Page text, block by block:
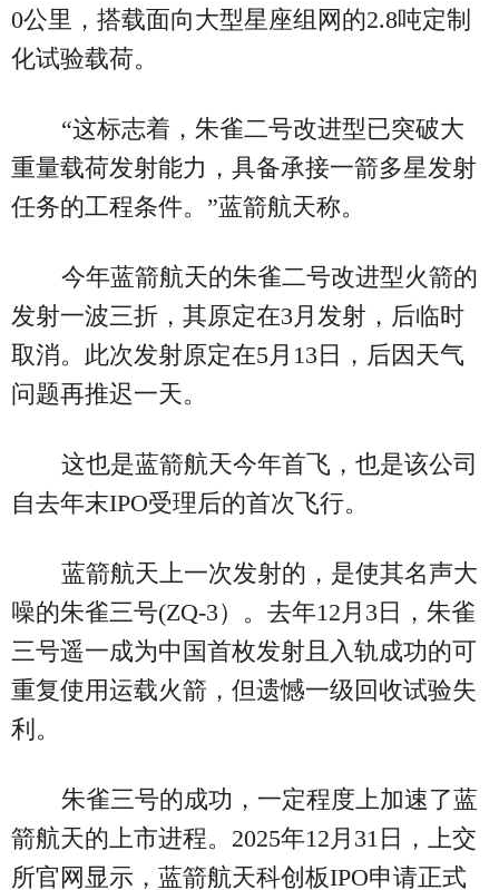
0公里，搭载面向大型星座组网的2.8吨定制
化试验载荷。
“这标志着，朱雀二号改进型已突破大
重量载荷发射能力，具备承接一箭多星发射
任务的工程条件。”蓝箭航天称。
今年蓝箭航天的朱雀二号改进型火箭的
发射一波三折，其原定在3月发射，后临时
取消。此次发射原定在5月13日，后因天气
问题再推迟一天。
这也是蓝箭航天今年首飞，也是该公司
自去年末IPO受理后的首次飞行。
蓝箭航天上一次发射的，是使其名声大
噪的朱雀三号(ZQ-3）。去年12月3日，朱雀
三号遥一成为中国首枚发射且入轨成功的可
重复使用运载火箭，但遗憾一级回收试验失
利。
朱雀三号的成功，一定程度上加速了蓝
箭航天的上市进程。2025年12月31日，上交
所官网显示，蓝箭航天科创板IPO申请正式